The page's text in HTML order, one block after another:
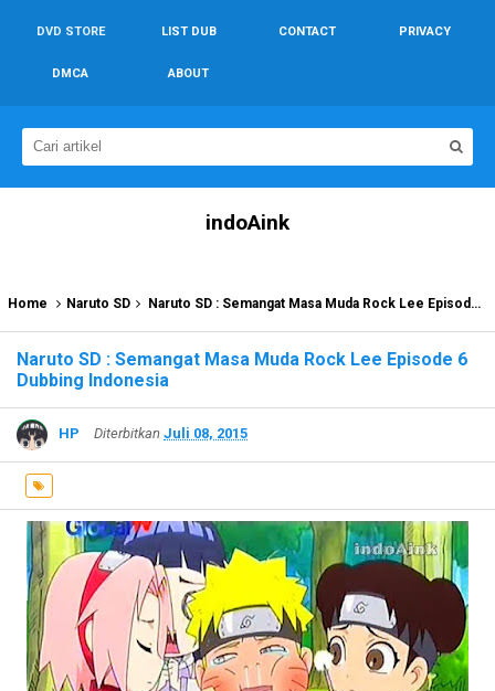
DVD STORE LIST DUB CONTACT PRIVACY
DMCA ABOUT
indoAink
Home Naruto SD Naruto SD : Semangat Masa Muda Rock Lee Episode 6 Dubbing Indonesia
Naruto SD : Semangat Masa Muda Rock Lee Episode 6
Dubbing Indonesia
HP Diterbitkan Juli 08, 2015